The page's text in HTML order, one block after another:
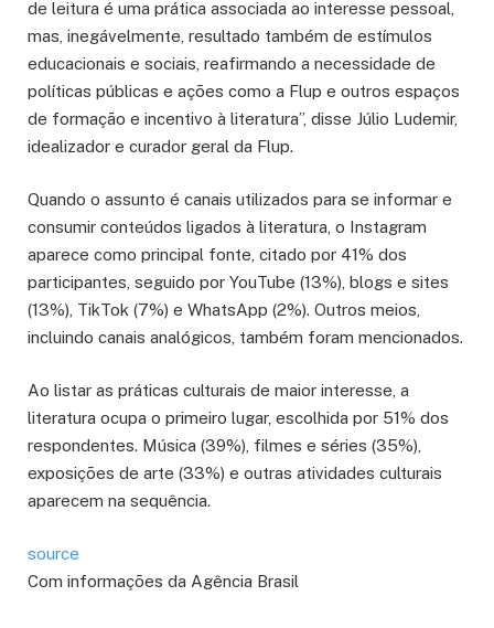
de leitura é uma prática associada ao interesse pessoal,
mas, inegávelmente, resultado também de estímulos
educacionais e sociais, reafirmando a necessidade de
políticas públicas e ações como a Flup e outros espaços
de formação e incentivo à literatura”, disse Júlio Ludemir,
idealizador e curador geral da Flup.
Quando o assunto é canais utilizados para se informar e
consumir conteúdos ligados à literatura, o Instagram
aparece como principal fonte, citado por 41% dos
participantes, seguido por YouTube (13%), blogs e sites
(13%), TikTok (7%) e WhatsApp (2%). Outros meios,
incluindo canais analógicos, também foram mencionados.
Ao listar as práticas culturais de maior interesse, a
literatura ocupa o primeiro lugar, escolhida por 51% dos
respondentes. Música (39%), filmes e séries (35%),
exposições de arte (33%) e outras atividades culturais
aparecem na sequência.
source
Com informações da Agência Brasil